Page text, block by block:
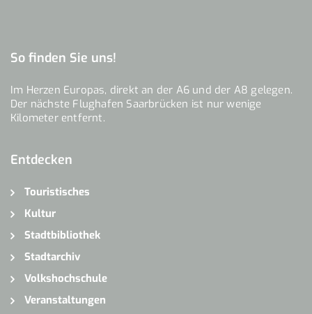
So finden Sie uns!
Im Herzen Europas, direkt an der A6 und der A8 gelegen.
Der nächste Flughafen Saarbrücken ist nur wenige
Kilometer entfernt.
Entdecken
Touristisches
Kultur
Stadtbibliothek
Stadtarchiv
Volkshochschule
Veranstaltungen